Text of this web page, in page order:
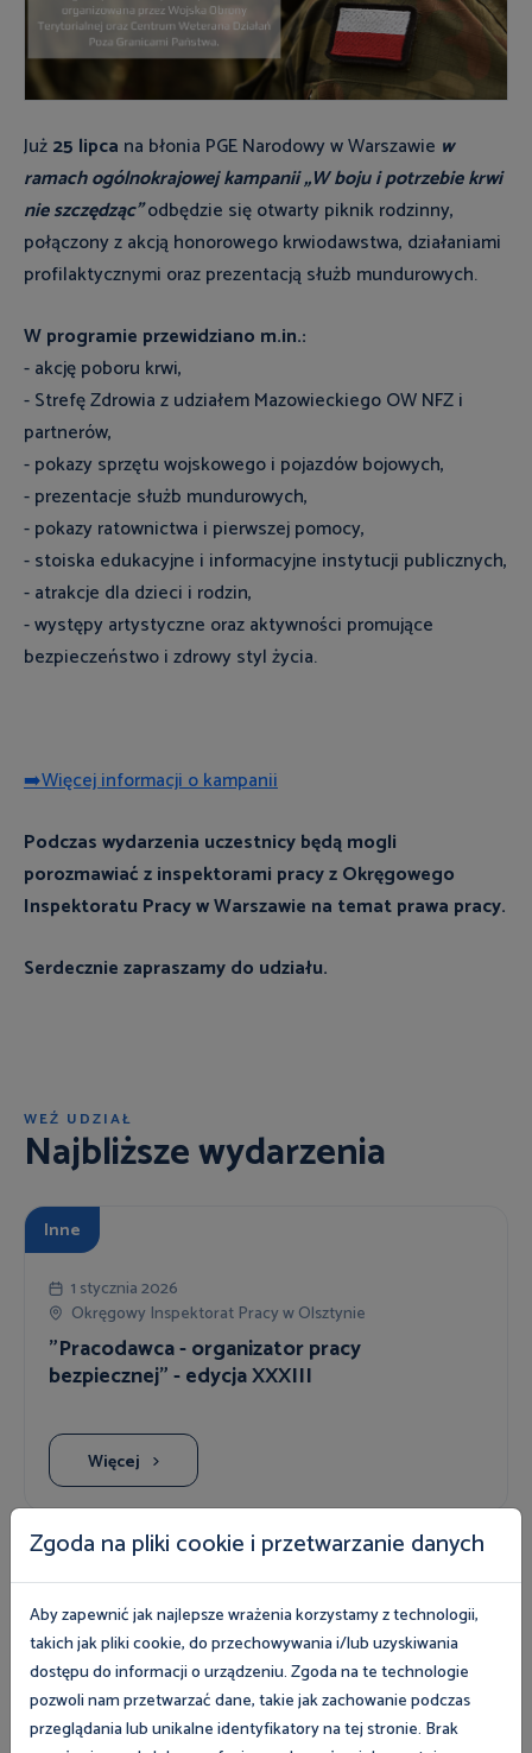
Już25 lipca na błonia PGE Narodowy w Warszawie w
ramach ogólnokrajowej kampanii „W boju i potrzebie krwi
nie szczędząc”odbędzie się otwarty piknik rodzinny,
połączony z akcją honorowego krwiodawstwa, działaniami
profilaktycznymi oraz prezentacją służb mundurowych.
W programie przewidziano m.in.:
- akcję poboru krwi,
- Strefę Zdrowia z udziałem Mazowieckiego OW NFZ i
partnerów,
- pokazy sprzętu wojskowego i pojazdów bojowych,
- prezentacje służb mundurowych,
- pokazy ratownictwa i pierwszej pomocy,
- stoiska edukacyjne i informacyjne instytucji publicznych,
- atrakcje dla dzieci i rodzin,
- występy artystyczne oraz aktywności promujące
bezpieczeństwo i zdrowy styl życia.
➡️Więcej informacji o kampanii
Podczas wydarzenia uczestnicy będą mogli
porozmawiać z inspektorami pracy z Okręgowego
Inspektoratu Pracy w Warszawie na temat prawa pracy.
Serdecznie zapraszamy do udziału.
WEŹ UDZIAŁ
Najbliższe wydarzenia
Inne
1 stycznia 2026
Okręgowy Inspektorat Pracy w Olsztynie
"Pracodawca - organizator pracy
bezpiecznej" - edycja XXXIII
Więcej
8 sierpnia 2026
Bulwary nad Czarną Hańczą
Porady prawne w Suwałkach 08.08.2026 r. -
Dni Suwałk
Zgoda na pliki cookie i przetwarzanie danych
Aby zapewnić jak najlepsze wrażenia korzystamy z technologii,
takich jak pliki cookie, do przechowywania i/lub uzyskiwania
dostępu do informacji o urządzeniu. Zgoda na te technologie
pozwoli nam przetwarzać dane, takie jak zachowanie podczas
przeglądania lub unikalne identyfikatory na tej stronie. Brak